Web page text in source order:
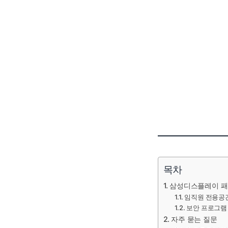
목차
삼성디스플레이
임직원 전용공
보안 프로그램
자주 묻는 질문